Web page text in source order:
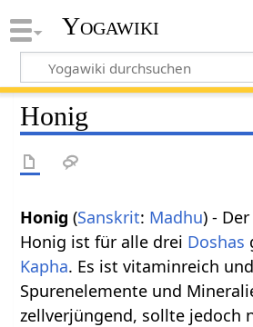
Yogawiki
Honig
Honig (Sanskrit: Madhu) -
Honig ist für alle drei Doshas
Kapha. Es ist vitaminreich
Spurenelemente und
zellverjüngend, sollte jedoch